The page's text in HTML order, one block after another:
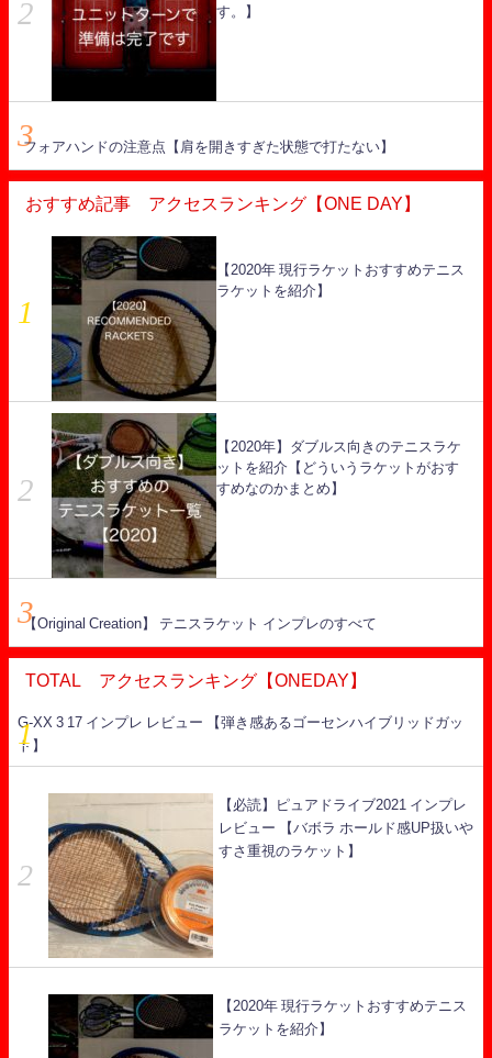
す。】
フォアハンドの注意点【肩を開きすぎた状態で打たない】
おすすめ記事 アクセスランキング【ONE DAY】
【2020年 現行ラケットおすすめテニス
ラケットを紹介】
【2020年】ダブルス向きのテニスラケ
ットを紹介【どういうラケットがおす
すめなのかまとめ】
【Original Creation】 テニスラケット インプレのすべて
TOTAL アクセスランキング【ONEDAY】
G-XX 3 17 インプレ レビュー 【弾き感あるゴーセンハイブリッドガッ
ト】
【必読】ピュアドライブ2021 インプレ
レビュー 【バボラ ホールド感UP扱いや
すさ重視のラケット】
【2020年 現行ラケットおすすめテニス
ラケットを紹介】